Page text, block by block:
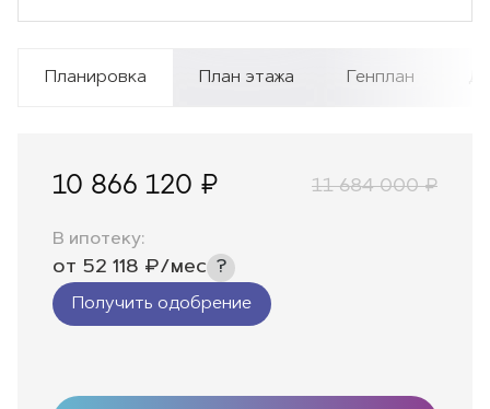
Планировка План этажа Генплан
10 866 120 ₽ 11 684 000 ₽
В ипотеку:
от 52 118 ₽/мес
Получить одобрение